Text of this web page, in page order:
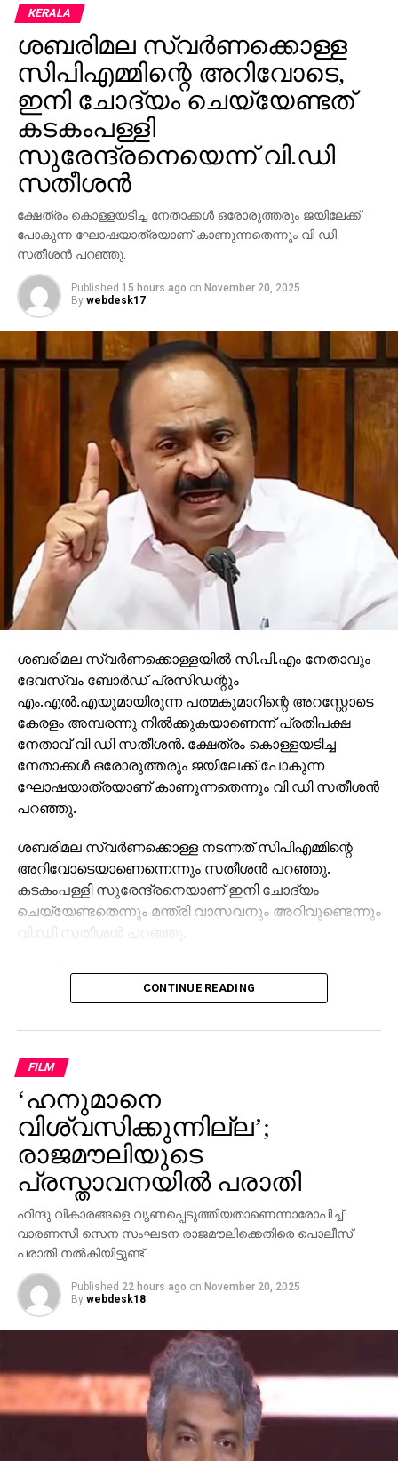
KERALA
ശബരിമല സ്വര്‍ണക്കൊള്ള
സിപിഎമ്മിന്റെ അറിവോടെ,
ഇനി ചോദ്യം ചെയ്യേണ്ടത്
കടകംപള്ളി
സുരേന്ദ്രനെയെന്ന് വി.ഡി
സതീശന്‍
ക്ഷേത്രം കൊള്ളയടിച്ച നേതാക്കള്‍ ഒരോരുത്തരും ജയിലേക്ക്
പോകുന്ന ഘോഷയാത്രയാണ് കാണുന്നതെന്നും വി ഡി
സതീശന്‍ പറഞ്ഞു.
Published 15 hours ago on November 20, 2025
By webdesk17
ശബരിമല സ്വര്‍ണക്കൊള്ളയില്‍ സി.പി.എം നേതാവും
ദേവസ്വം ബോര്‍ഡ് പ്രസിഡന്റും
എം.എല്‍.എയുമായിരുന്ന പത്മകുമാറിന്റെ അറസ്റ്റോടെ
കേരളം അമ്പരന്നു നില്‍ക്കുകയാണെന്ന് പ്രതിപക്ഷ
നേതാവ് വി ഡി സതീശന്‍. ക്ഷേത്രം കൊള്ളയടിച്ച
നേതാക്കള്‍ ഒരോരുത്തരും ജയിലേക്ക് പോകുന്ന
ഘോഷയാത്രയാണ് കാണുന്നതെന്നും വി ഡി സതീശന്‍
പറഞ്ഞു.
ശബരിമല സ്വര്‍ണക്കൊള്ള നടന്നത് സിപിഎമ്മിന്റെ
അറിവോടെയാണെന്നെന്നും സതീശന്‍ പറഞ്ഞു.
കടകംപള്ളി സുരേന്ദ്രനെയാണ് ഇനി ചോദ്യം
ചെയ്യേണ്ടതെന്നും മന്ത്രി വാസവനും അറിവുണ്ടെന്നും
വി.ഡി സതീശന്‍ പറഞ്ഞു.
ശബരിമല സ്വര്‍ണക്കൊള്ളയില്‍ മുഖ്യമന്ത്രി
പിണറായി വിജയന്‍ എന്തുകൊണ്ട് മൗനം പാലിക്കുന്നു.
പാര്‍ട്ടിക്ക് ഒരു കുഴപ്പവുമില്ലെന്ന് പറയാന്‍ എം.വി
ഗോവിന്ദന് മാത്രമേ കഴിയൂവെന്നും വി.ഡി സതീശന്‍
പരിഹസിച്ചു. എന്തുകൊണ്ട് ദേവസ്വം ബോര്‍ഡ്
പോറ്റിക്കെതിരെ പരാതി നല്‍കിയില്ലെന്നും പോറ്റി
കുടുങ്ങിയാല്‍ പലരും കുടുങ്ങും എന്ന് സിപിഎമ്മിന്
അറിയാമായിരുന്നുവെന്നും അദ്ദേഹം കൂട്ടിച്ചേര്‍ത്തു.
CONTINUE READING
FILM
‘ഹനുമാനെ
വിശ്വസിക്കുന്നില്ല’;
രാജമൗലിയുടെ
പ്രസ്താവനയില്‍ പരാതി
ഹിന്ദു വികാരങ്ങളെ വൃണപ്പെടുത്തിയതാണെന്നാരോപിച്ച്
വാരണസി സെന സംഘടന രാജമൗലിക്കെതിരെ പൊലീസ്
പരാതി നല്‍കിയിട്ടുണ്ട്
Published 22 hours ago on November 20, 2025
By webdesk18